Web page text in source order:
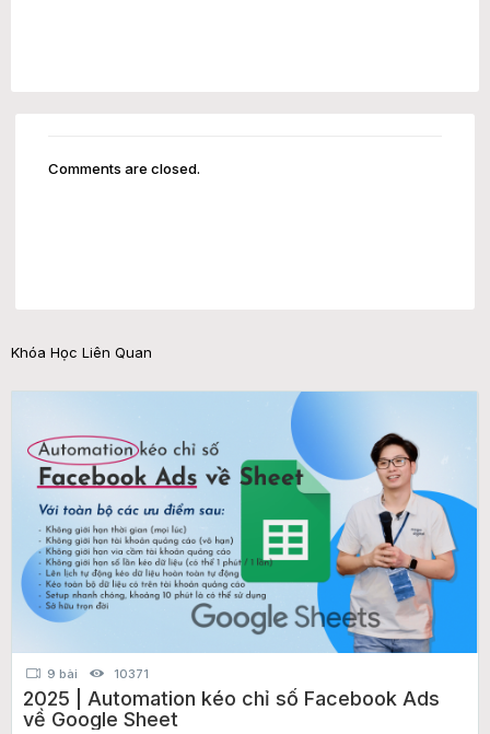
Comments are closed.
Khóa Học Liên Quan
9 bài 10371
2025 | Automation kéo chỉ số Facebook Ads
về Google Sheet